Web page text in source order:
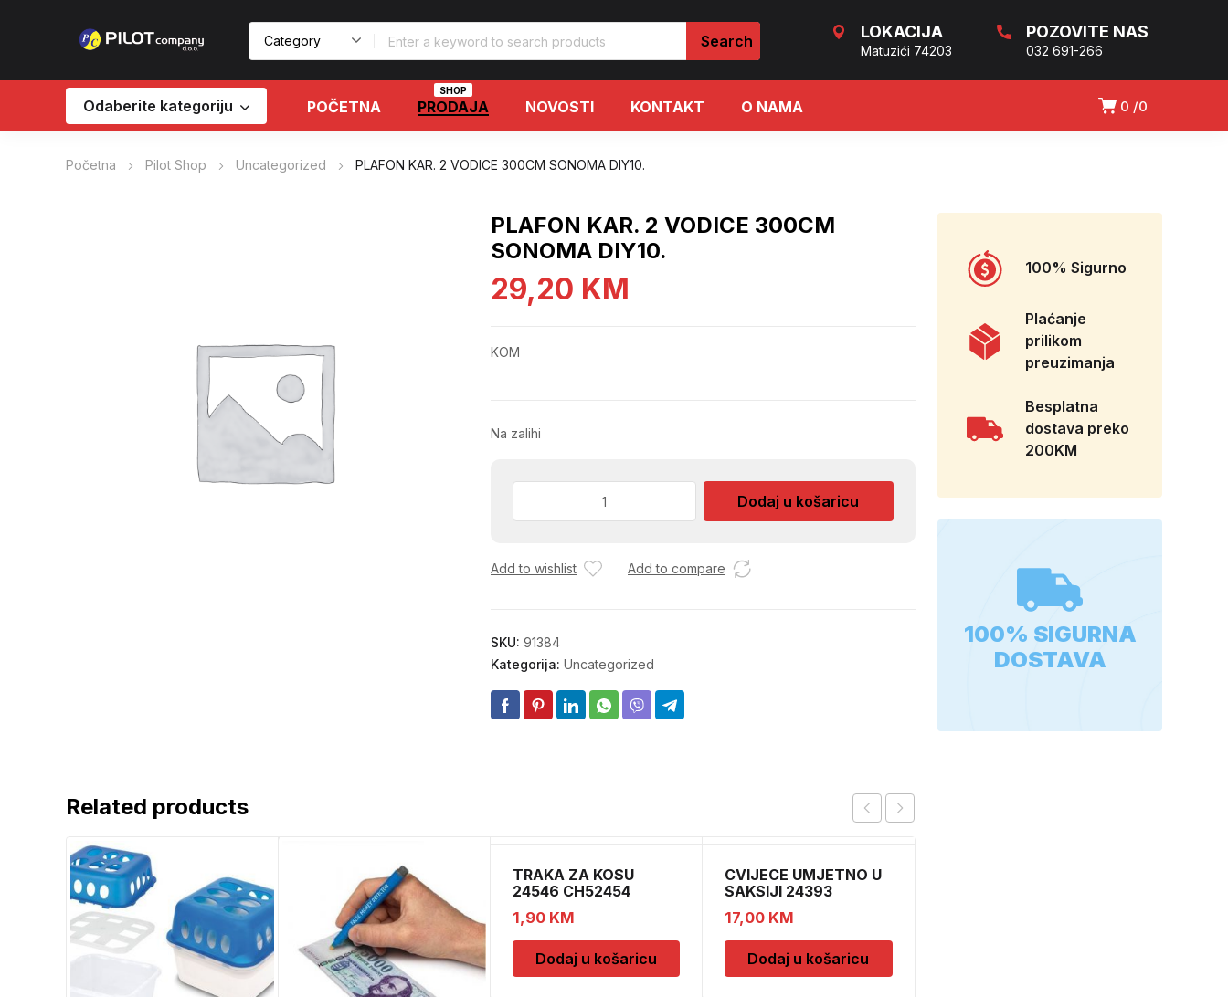
LOKACIJA
Matuzići 74203
POZOVITE NAS
032 691-266
0 0
Odaberite kategoriju POČETNA PRODAJA
SHOP
NOVOSTI KONTAKT O NAMA
Početna Pilot Shop Uncategorized PLAFON KAR. 2 VODICE 300CM SONOMA DIY10.
PLAFON KAR. 2 VODICE 300CM
SONOMA DIY10.
29,20 KM
KOM
Na zalihi
300CM
Dodaj u košaricu
Add to wishlist Add to compare
SKU: 91384
Kategorija: Uncategorized
Related products
TRAKA ZA KOSU
24546 CH52454
1,90 KM
Dodaj u košaricu
CVIJECE UMJETNO U
SAKSIJI 24393
CH52439
17,00 KM
Dodaj u košaricu
100% Sigurno
Plaćanje
prilikom
preuzimanja
Besplatna
dostava preko
200KM
100% SIGURNA
DOSTAVA